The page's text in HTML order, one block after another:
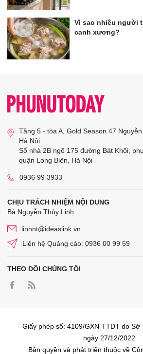
Vì sao nhiều người
canh xương?
Tầng 5 - tòa A, Gold Season 47
Hà Nội
Số nhà 2B ngõ 175 đường Bát Khối,
quận Long Biên, Hà Nội
0936 99 3933
CHỊU TRÁCH NHIỆM NỘI DUNG
Bà Nguyễn Thùy Linh
linhnt@ideaslink.vn
Liên hệ Quảng cáo: 0936 00 99 59
THEO DÕI CHÚNG TÔI
Giấy phép số: 4109/GXN-TTĐT do Sở
ngày 27/12/2022
Bản quyền và phát triển thuộc về